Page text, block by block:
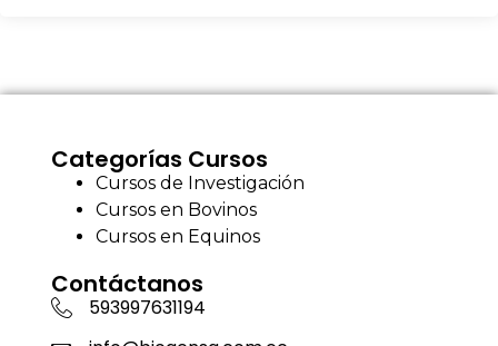
Categorías Cursos
Cursos de Investigación
Cursos en Bovinos
Cursos en Equinos
Contáctanos
593997631194